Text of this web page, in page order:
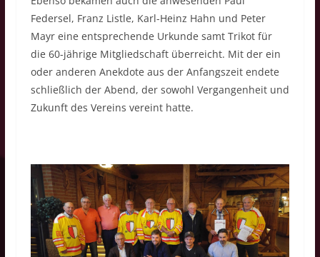
Federsel, Franz Listle, Karl-Heinz Hahn und Peter
Mayr eine entsprechende Urkunde samt Trikot für
die 60-jährige Mitgliedschaft überreicht. Mit der ein
oder anderen Anekdote aus der Anfangszeit endete
schließlich der Abend, der sowohl Vergangenheit und
Zukunft des Vereins vereint hatte.